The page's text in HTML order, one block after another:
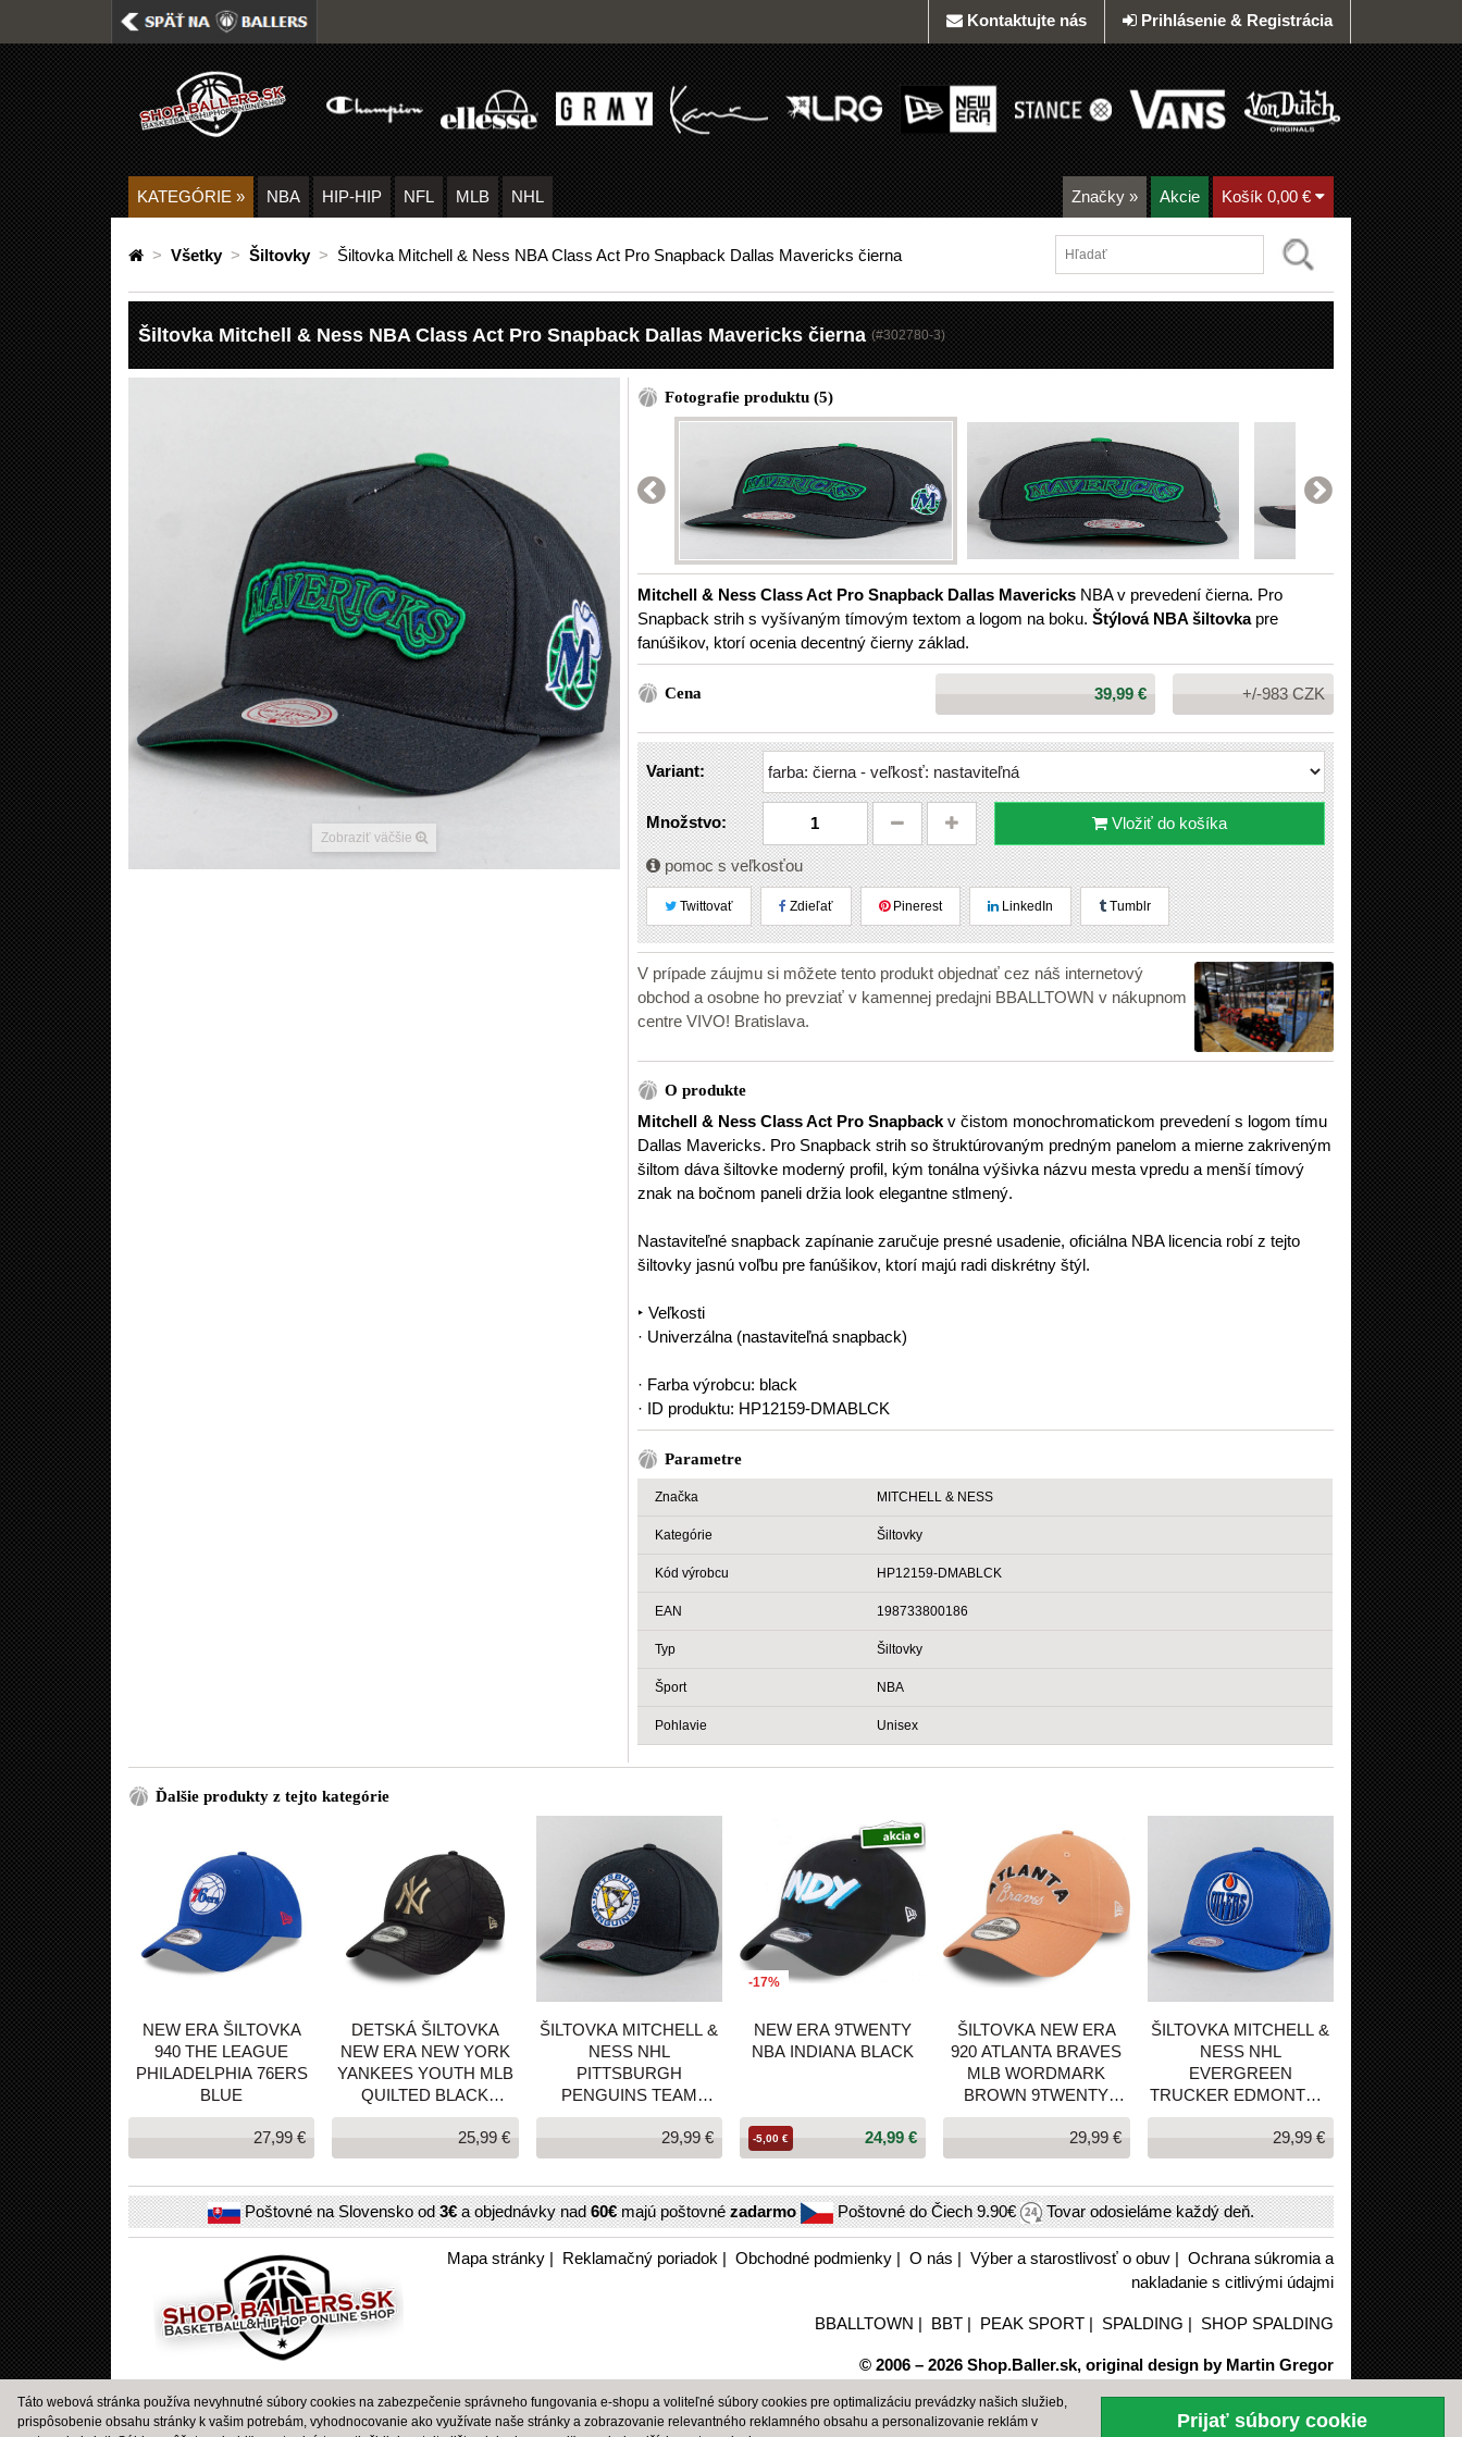
Prihlásenie & Registrácia
Kontaktujte nás
KATEGÓRIE » NBA HIP-HIP NFL MLB NHL Značky » Akcie Košík 0,00 €
> Všetky > Šiltovky > Šiltovka Mitchell & Ness NBA Class Act Pro Snapback Dallas Mavericks čierna
Šiltovka Mitchell & Ness NBA Class Act Pro Snapback Dallas Mavericks čierna (#302780-3)
Zobraziť väčšie
Fotografie produktu (5)
Mitchell & Ness Class Act Pro Snapback Dallas Mavericks NBA v prevedení čierna. Pro
Snapback strih s vyšívaným tímovým textom a logom na boku.Štýlová NBA šiltovkapre
fanúšikov, ktorí ocenia decentný čierny základ.
Cena Cena:
39,99 € +/-983 CZK
Variant:
Množstvo: Vložiť do košíka
pomoc s veľkosťou
Twittovať Zdieľať Pinerest LinkedIn Tumblr
V prípade záujmu si môžete tento produkt objednať cez náš internetový
obchod a osobne ho prevziať v kamennej predajni BBALLTOWN v nákupnom
centre VIVO! Bratislava.
O produkte
Mitchell & Ness Class Act Pro Snapback v čistom monochromatickom prevedení s logom tímu
Dallas Mavericks. Pro Snapback strih so štruktúrovaným predným panelom a mierne zakriveným
šiltom dáva šiltovke moderný profil, kým tonálna výšivka názvu mesta vpredu a menší tímový
znak na bočnom paneli držia look elegantne stlmený.
Nastaviteľné snapback zapínanie zaručuje presné usadenie, oficiálna NBA licencia robí z tejto
šiltovky jasnú voľbu pre fanúšikov, ktorí majú radi diskrétny štýl.
‣ Veľkosti
· Univerzálna (nastaviteľná snapback)
· Farba výrobcu: black
· ID produktu: HP12159-DMABLCK
Parametre
Značka MITCHELL & NESS
Kategórie Šiltovky
Kód výrobcu HP12159-DMABLCK
EAN 198733800186
Typ Šiltovky
Šport NBA
Pohlavie Unisex
Ďalšie produkty z tejto kategórie
NEW ERA ŠILTOVKA
940 THE LEAGUE
PHILADELPHIA 76ERS
BLUE
27,99 €
DETSKÁ ŠILTOVKA
NEW ERA NEW YORK
YANKEES YOUTH MLB
QUILTED BLACK
9FORTY ADJUSTABLE
CAP ČIERNA25,99 €
ŠILTOVKA MITCHELL &
NESS NHL
PITTSBURGH
PENGUINS TEAM
GROUND 2.0 PRO
SNAPBACK ČIERNA
29,99 €
-17%
NEW ERA 9TWENTY
NBA INDIANA BLACK
24,99 €
-5,00 €
ŠILTOVKA NEW ERA
920 ATLANTA BRAVES
MLB WORDMARK
BROWN 9TWENTY
ADJUSTABLE CAP
29,99 €
ŠILTOVKA MITCHELL &
NESS NHL
EVERGREEN
TRUCKER EDMONTON
OILERS MODRÁ
29,99 €
Poštovné na Slovensko od3€a objednávky nad60€majú poštovnézadarmo Poštovné do Čiech9.90€ Tovar odosieláme každý deň.
Mapa stránky| Reklamačný poriadok | Obchodné podmienky| O nás | Výber a starostlivosť o obuv| Ochrana súkromia a
nakladanie s citlivými údajmi
BBALLTOWN | BBT| PEAK SPORT| SPALDING | SHOP SPALDING
© 2006 – 2026 Shop.Baller.sk, original design by Martin Gregor
Táto webová stránka používa nevyhnutné súbory cookies na zabezpečenie správneho fungovania e-shopu a voliteľné súbory cookies pre optimalizáciu prevádzky našich služieb,
prispôsobenie obsahu stránky k vašim potrebám, vyhodnocovanie ako využívate naše stránky a zobrazovanie relevantného reklamného obsahu a personalizovanie reklám v
Prijať súbory cookie